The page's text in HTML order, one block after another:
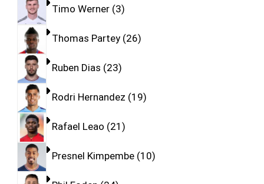
Timo Werner 3
Thomas Partey 26
Ruben Dias 23
Rodri Hernandez 19
Rafael Leao 21
Presnel Kimpembe 10